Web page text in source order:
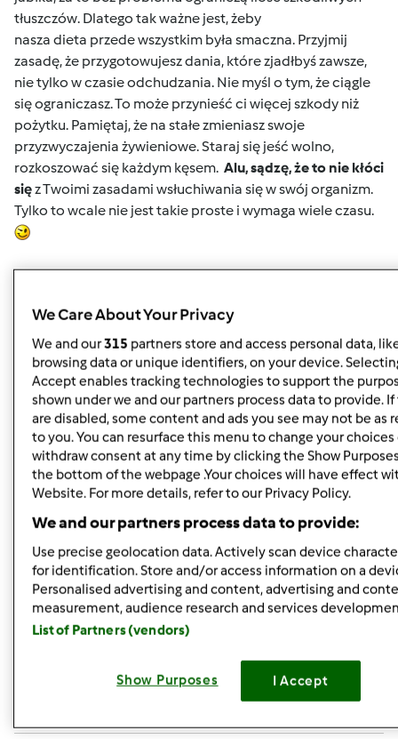
tłuszczów. Dlatego tak ważne jest, żeby
nasza dieta przede wszystkim była smaczna. Przyjmij
zasadę, że przygotowujesz dania, które zjadłbyś zawsze,
nie tylko w czasie odchudzania. Nie myśl o tym, że ciągle
się ograniczasz. To może przynieść ci więcej szkody niż
pożytku. Pamiętaj, że na stałe zmieniasz swoje
przyzwyczajenia żywieniowe. Staraj się jeść wolno,
rozkoszować się każdym kęsem. Alu, sądzę, że to nie kłóci
sięz Twoimi zasadami wsłuchiwania się w swój organizm.
Tylko to wcale nie jest takie proste i wymaga wiele czasu.
komentarze
kokolidek Dołączył : 08.12.2011
czw., 08/29/2013 - 17:04
Gabrysiu- toż ja cały czas powtarzam: "wszystko można,
byle z ostrożna"
Troszkę "zaostrzeń" jest dla tych, którzy
chcą zgubić "nadbagaż", pozostali jedzą wszystko -
zasada polega tylko na tym, że "albo - albo"
Zalogujlub zarejestruj sięaby dodawać
We Care About Your Privacy
We and our315 partners store and access personal data,
browsing data or unique identifiers, on your device.
Accept enables tracking technologies to support the
shown under we and our partners process data to provide. If
are disabled, some content and ads you see may not be as
to you. You can resurface this menu to change your choices
withdraw consent at any time by clicking the Show
the bottom of the webpage .Your choices will have effect
Website. For more details, refer to our Privacy Policy.
We and our partners process data to provide:
Use precise geolocation data. Actively scan device
for identification. Store and/or access information on a
Personalised advertising and content, advertising and
measurement, audience research and services
List of Partners (vendors)
Show Purposes I Accept